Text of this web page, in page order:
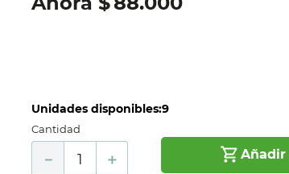
Unidades disponibles:9
Cantidad
＋
－